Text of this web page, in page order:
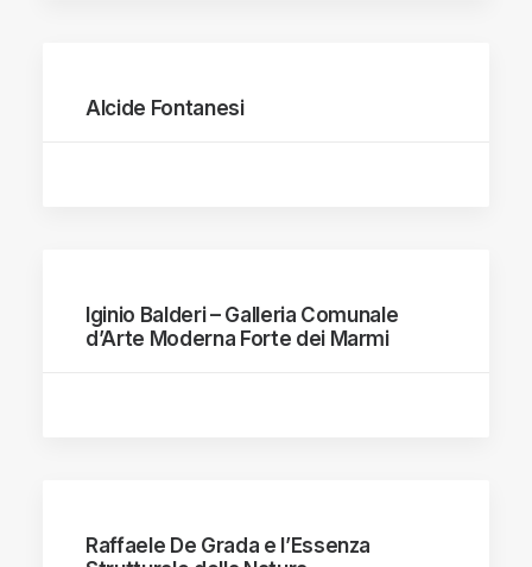
Alcide Fontanesi
Iginio Balderi – Galleria Comunale
d’Arte Moderna Forte dei Marmi
Raffaele De Grada e l’Essenza